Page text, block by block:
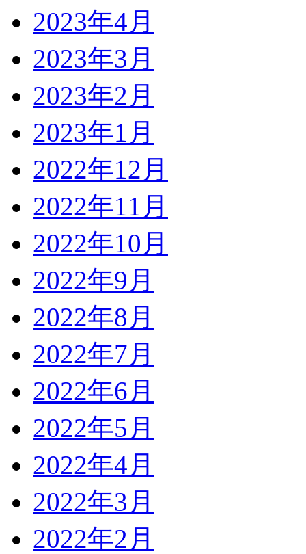
2023年4月
2023年3月
2023年2月
2023年1月
2022年12月
2022年11月
2022年10月
2022年9月
2022年8月
2022年7月
2022年6月
2022年5月
2022年4月
2022年3月
2022年2月